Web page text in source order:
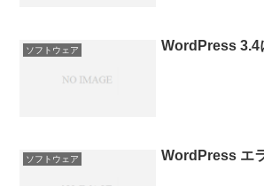
ソフトウェア WordPress 3.4
ソフトウェア WordPress エ